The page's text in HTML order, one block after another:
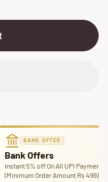
BANK OFFER
Bank Offers
Instant 5% off On All UPI Payments
(Minimum Order Amount Rs 499)